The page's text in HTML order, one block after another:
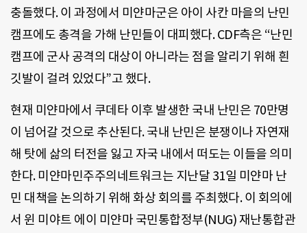
충돌했다. 이 과정에서 미얀마군은 아이 사칸 마을의 난민
캠프에도 총격을 가해 난민들이 대피했다. CDF측은 “난민
캠프에 군사 공격의 대상이 아니라는 점을 알리기 위해 흰
깃발이 걸려 있었다”고 했다.
현재 미얀마에서 쿠데타 이후 발생한 국내 난민은 70만명
이 넘어갈 것으로 추산된다. 국내 난민은 분쟁이나 자연재
해 탓에 삶의 터전을 잃고 자국 내에서 떠도는 이들을 의미
한다. 미얀마민주주의네트워크는 지난달 31일 미얀마 난
민 대책을 논의하기 위해 화상 회의를 주최했다. 이 회의에
서 윈 미야트 에이 미얀마 국민통합정부(NUG) 재난통합관